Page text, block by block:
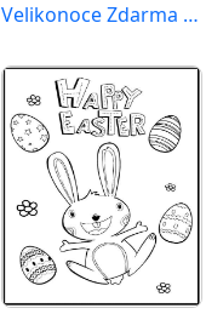
Velikonoce Zdarma pro Děti